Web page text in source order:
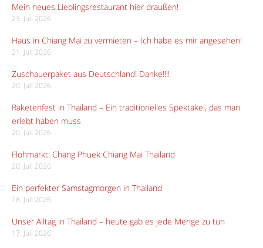
Mein neues Lieblingsrestaurant hier draußen!
23. Juli 2026
Haus in Chiang Mai zu vermieten – Ich habe es mir angesehen!
21. Juli 2026
Zuschauerpaket aus Deutschland! Danke!!!!
20. Juli 2026
Raketenfest in Thailand – Ein traditionelles Spektakel, das man
erlebt haben muss
20. Juli 2026
Flohmarkt: Chang Phuek Chiang Mai Thailand
20. Juli 2026
Ein perfekter Samstagmorgen in Thailand
18. Juli 2026
Unser Alltag in Thailand – heute gab es jede Menge zu tun
17. Juli 2026